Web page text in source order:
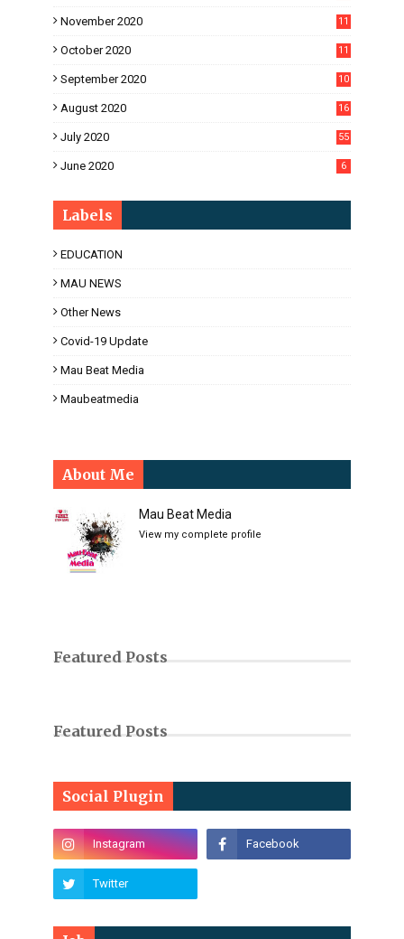
November 2020
11
October 2020
11
September 2020
10
August 2020
16
July 2020 55
June 2020 6
Labels
EDUCATION
MAU NEWS
Other News
Covid-19 Update
Mau Beat Media
Maubeatmedia
About Me
Mau Beat Media
View my complete profile
Featured Posts
Featured Posts
Social Plugin